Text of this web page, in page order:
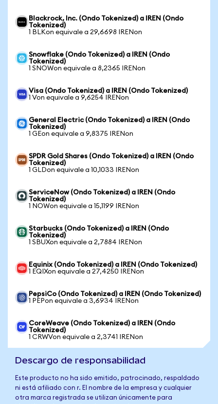
Blackrock, Inc. (Ondo Tokenized) a IREN (Ondo
Tokenized)
1 BLKon equivale a 29,6698 IRENon
Snowflake (Ondo Tokenized) a IREN (Ondo
Tokenized)
1 SNOWon equivale a 8,2365 IRENon
Visa (Ondo Tokenized) a IREN (Ondo Tokenized)
1 Von equivale a 9,6254 IRENon
General Electric (Ondo Tokenized) a IREN (Ondo
Tokenized)
1 GEon equivale a 9,8375 IRENon
SPDR Gold Shares (Ondo Tokenized) a IREN (Ondo
Tokenized)
1 GLDon equivale a 10,1033 IRENon
ServiceNow (Ondo Tokenized) a IREN (Ondo
Tokenized)
1 NOWon equivale a 15,1199 IRENon
Starbucks (Ondo Tokenized) a IREN (Ondo
Tokenized)
1 SBUXon equivale a 2,7884 IRENon
Equinix (Ondo Tokenized) a IREN (Ondo Tokenized)
1 EQIXon equivale a 27,4250 IRENon
PepsiCo (Ondo Tokenized) a IREN (Ondo Tokenized)
1 PEPon equivale a 3,6934 IRENon
CoreWeave (Ondo Tokenized) a IREN (Ondo
Tokenized)
1 CRWVon equivale a 2,3741 IRENon
Descargo de responsabilidad
Este producto no ha sido emitido, patrocinado, respaldado
ni está afiliado con r. El nombre de la empresa y cualquier
otra marca registrada se utilizan únicamente para